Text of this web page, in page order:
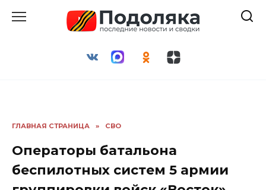
ГЛАВНАЯ СТРАНИЦА » СВО
Операторы батальона
беспилотных систем 5 армии